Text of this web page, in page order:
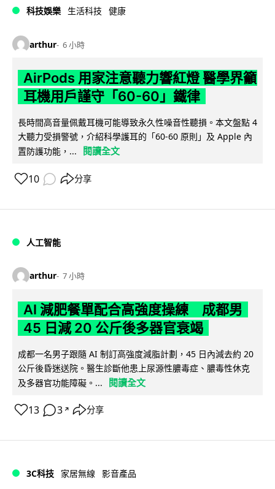
科技娛樂 生活科技 健康
arthur 6 小時
AirPods 用家注意聽力響紅燈 醫學界籲
耳機用戶謹守「60-60」鐵律
長時間高音量佩戴耳機可能導致永久性噪音性聽損。本文盤點 4
大聽力受損警號，介紹科學護耳的「60-60 原則」及 Apple 內
置防護功能，...
閱讀全文
10 分享
人工智能
arthur 7 小時
AI 減肥餐單配合高強度操練 成都男
45 日減 20 公斤後多器官衰竭
成都一名男子跟隨 AI 制訂高強度減脂計劃，45 日內減去約 20
公斤後昏迷送院。醫生診斷他患上尿源性膿毒症、膿毒性休克
及多器官功能障礙。...
閱讀全文
13 3 ↗ 分享
3C科技 家居無線 影音產品